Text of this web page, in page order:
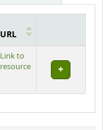
URL
Link to
resource